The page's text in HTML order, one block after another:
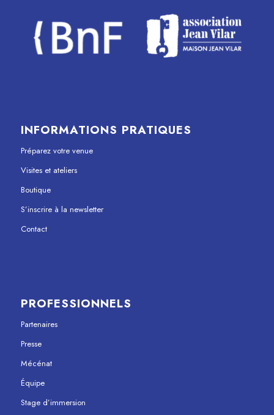
INFORMATIONS PRATIQUES
Préparez votre venue
Visites et ateliers
Boutique
S’inscrire à la newsletter
Contact
PROFESSIONNELS
Partenaires
Presse
Mécénat
Équipe
Stage d’immersion